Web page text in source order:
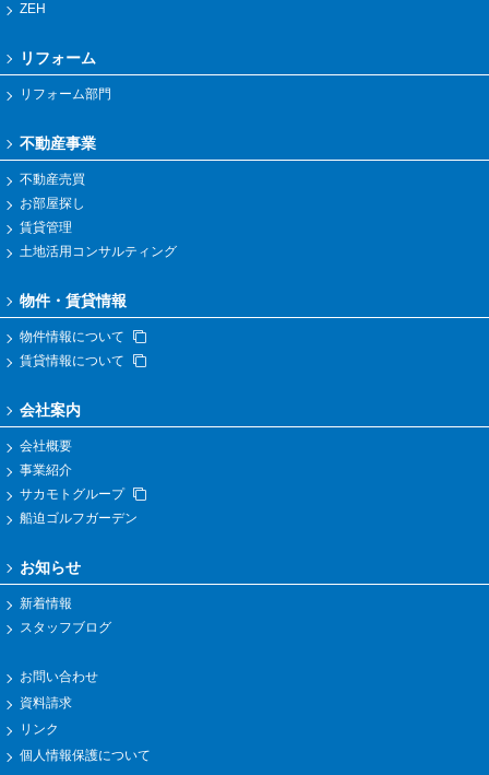
ZEH
リフォーム
リフォーム部門
不動産事業
不動産売買
お部屋探し
賃貸管理
土地活用コンサルティング
物件・賃貸情報
物件情報について
賃貸情報について
会社案内
会社概要
事業紹介
サカモトグループ
船迫ゴルフガーデン
お知らせ
新着情報
スタッフブログ
お問い合わせ
資料請求
リンク
個人情報保護について